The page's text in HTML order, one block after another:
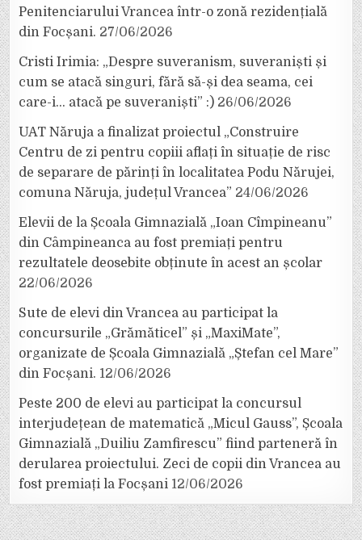
Penitenciarului Vrancea într-o zonă rezidențială
din Focșani. 27/06/2026
Cristi Irimia: „Despre suveranism, suveraniști și
cum se atacă singuri, fără să-și dea seama, cei
care-i… atacă pe suveraniști” :) 26/06/2026
UAT Năruja a finalizat proiectul „Construire
Centru de zi pentru copiii aflați în situație de risc
de separare de părinți în localitatea Podu Nărujei,
comuna Năruja, județul Vrancea” 24/06/2026
Elevii de la Școala Gimnazială „Ioan Cîmpineanu”
din Câmpineanca au fost premiați pentru
rezultatele deosebite obținute în acest an școlar
22/06/2026
Sute de elevi din Vrancea au participat la
concursurile „Grămăticel” și „MaxiMate”,
organizate de Școala Gimnazială „Ștefan cel Mare”
din Focșani. 12/06/2026
Peste 200 de elevi au participat la concursul
interjudețean de matematică „Micul Gauss”, Școala
Gimnazială „Duiliu Zamfirescu” fiind parteneră în
derularea proiectului. Zeci de copii din Vrancea au
fost premiați la Focșani 12/06/2026